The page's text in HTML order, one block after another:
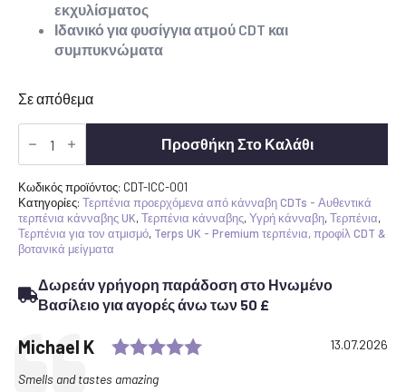
εκχυλίσματος
Ιδανικό για φυσίγγια ατμού CDT και
συμπυκνώματα
Σε απόθεμα
Αγοράστε
Ice
Cannabis
Derived
Terpenes
UK
|
CDT
ποσότητα
Προσθήκη Στο Καλάθι
Κωδικός προϊόντος: CDT-ICC-001
Κατηγορίες: Τερπένια προερχόμενα από κάνναβη CDTs - Αυθεντικά
τερπένια κάνναβης UK,Τερπένια κάνναβης,Υγρή κάνναβη,Τερπένια,
Τερπένια για τον ατμισμό, Terps UK - Premium τερπένια, προφίλ CDT &
βοτανικά μείγματα
Δωρεάν γρήγορη παράδοση στο Ηνωμένο
Βασίλειο για αγορές άνω των 50 £
Testimonial
Author:
Michael K Rating: 5.0 out of 5 stars
Date:
13.07.2026
Text:
Smells and tastes amazing